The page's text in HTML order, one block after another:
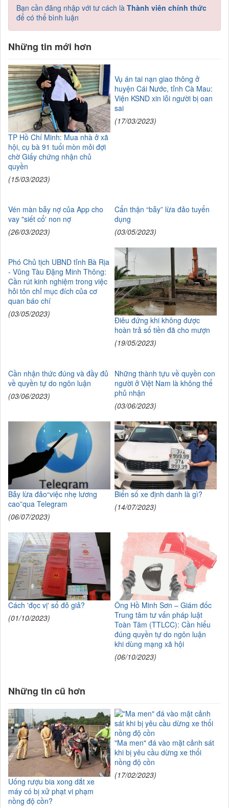
Bạn cần đăng nhập với tư cách là Thành viên chính thức
để có thể bình luận
Những tin mới hơn
TP Hồ Chí Minh: Mua nhà ở xã
hội, cụ bà 91 tuổi mòn mỏi đợi
chờ Giấy chứng nhận chủ
quyền
(15/03/2023)
Vụ án tai nạn giao thông ở
huyện Cái Nước, tỉnh Cà Mau:
Viện KSND xin lỗi người bị oan
sai
(17/03/2023)
Vén màn bẫy nợ của App cho
vay "siết cổ' non nợ
(26/03/2023)
Cẩn thận “bẫy” lừa đảo tuyển
dụng
(03/05/2023)
Phó Chủ tịch UBND tỉnh Bà Rịa
- Vũng Tàu Đặng Minh Thông:
Cần rút kinh nghiệm trong việc
hỏi tôn chỉ mục đích của cơ
quan báo chí
(03/05/2023)
Điêu đứng khi không được
hoàn trả số tiền đã cho mượn
(19/05/2023)
Cần nhận thức đúng và đầy đủ
về quyền tự do ngôn luận
(03/06/2023)
Những thành tựu về quyền con
người ở Việt Nam là không thể
phủ nhận
(03/06/2023)
Bẫy lừa đảo“việc nhẹ lương
cao”qua Telegram
(06/07/2023)
Biển số xe định danh là gì?
(14/07/2023)
Cách 'đọc vị' sổ đỏ giả?
(01/10/2023)
Ông Hồ Minh Sơn – Giám đốc
Trung tâm tư vấn pháp luật
Toàn Tâm (TTLCC): Cần hiểu
đúng quyền tự do ngôn luận
khi dùng mạng xã hội
(06/10/2023)
Những tin cũ hơn
Uống rượu bia xong dắt xe
máy có bị xử phạt vi phạm
nồng độ cồn?
"Ma men" đá vào mặt cảnh sát
khi bị yêu cầu dừng xe thổi
nồng độ cồn
(17/02/2023)